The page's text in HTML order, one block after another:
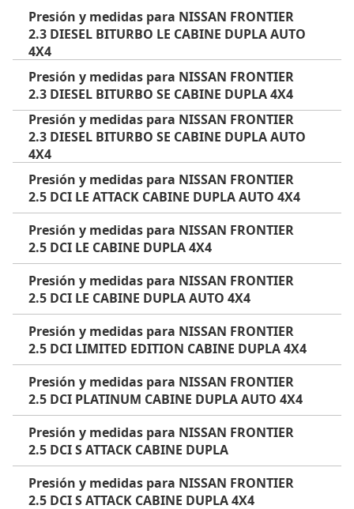
Presión y medidas para NISSAN FRONTIER
2.3 DIESEL BITURBO LE CABINE DUPLA AUTO
4X4
Presión y medidas para NISSAN FRONTIER
2.3 DIESEL BITURBO SE CABINE DUPLA 4X4
Presión y medidas para NISSAN FRONTIER
2.3 DIESEL BITURBO SE CABINE DUPLA AUTO
4X4
Presión y medidas para NISSAN FRONTIER
2.5 DCI LE ATTACK CABINE DUPLA AUTO 4X4
Presión y medidas para NISSAN FRONTIER
2.5 DCI LE CABINE DUPLA 4X4
Presión y medidas para NISSAN FRONTIER
2.5 DCI LE CABINE DUPLA AUTO 4X4
Presión y medidas para NISSAN FRONTIER
2.5 DCI LIMITED EDITION CABINE DUPLA 4X4
Presión y medidas para NISSAN FRONTIER
2.5 DCI PLATINUM CABINE DUPLA AUTO 4X4
Presión y medidas para NISSAN FRONTIER
2.5 DCI S ATTACK CABINE DUPLA
Presión y medidas para NISSAN FRONTIER
2.5 DCI S ATTACK CABINE DUPLA 4X4